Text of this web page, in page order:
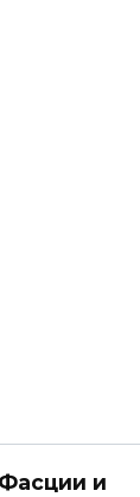
Фасции и